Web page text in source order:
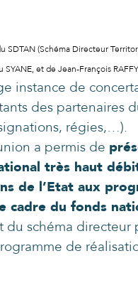
SDTAN (Schéma Directeur
SYANE, et de Jean-François
instance de
des partenaires
régies,…).
a permis de
très haut
de l’Etat aux
cadre du fonds
du schéma
de